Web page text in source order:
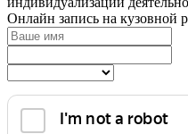
Онлайн запись на кузовной